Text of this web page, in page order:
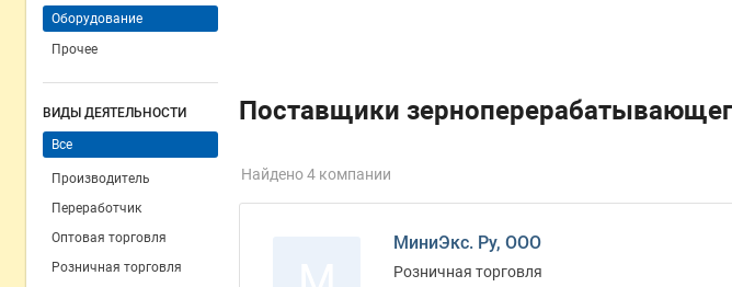
Оборудование
Прочее
ВИДЫ ДЕЯТЕЛЬНОСТИ
Все
Производитель
Переработчик
Оптовая торговля
Розничная торговля
Поставщики
Найдено 4 компании
МиниЭкс. Ру, ООО
Розничная торговля